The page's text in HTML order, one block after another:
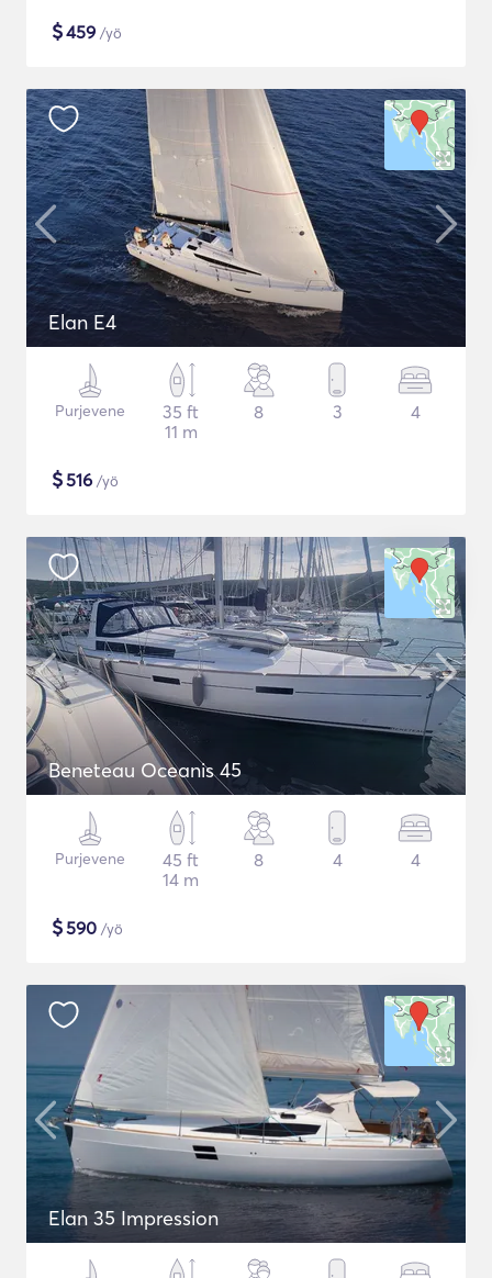
$459 /yö
Elan E4
Purjevene
35 ft
11 m
8 3 4
$516 /yö
Beneteau Oceanis 45
Purjevene
45 ft
14 m
8 4 4
$590 /yö
Elan 35 Impression